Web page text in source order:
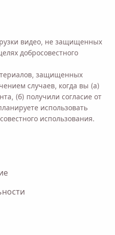
видео, не защищенных
добросовестного
защищенных
случаев, когда вы (а)
(б) получили согласие от
использовать
использования.